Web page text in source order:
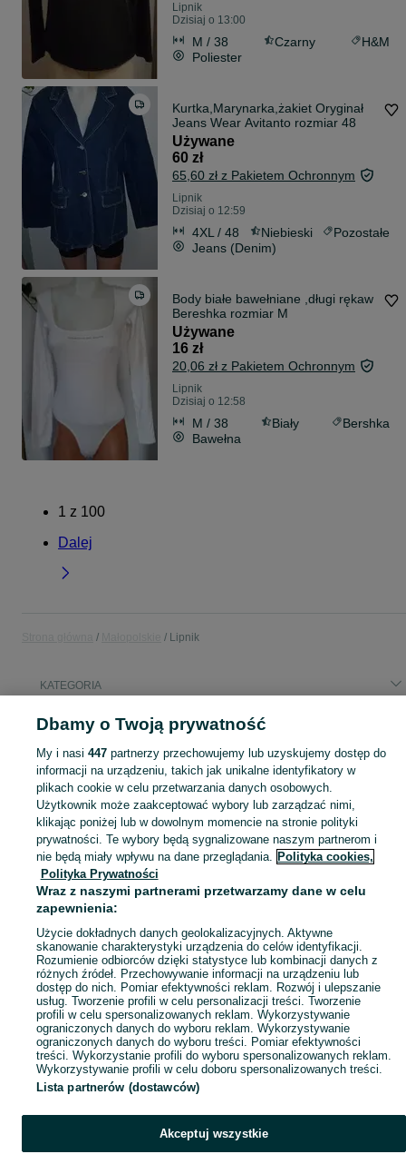
Lipnik
Dzisiaj o 13:00
M / 38 Czarny
H&M
Poliester
Kurtka,Marynarka,żakiet Oryginał
Jeans Wear Avitanto rozmiar 48
Używane
60 zł
65,60 zł z Pakietem Ochronnym
Lipnik
Dzisiaj o 12:59
4XL / 48 Niebieski
Pozostałe
Jeans (Denim)
Body białe bawełniane ,długi rękaw
Bereshka rozmiar M
Używane
16 zł
20,06 zł z Pakietem Ochronnym
Lipnik
Dzisiaj o 12:58
M / 38 Biały
Bershka
Bawełna
1 z 100
Dalej
Lipnik
KATEGORIA
Popularne wyszukiwania
auto dzialka
Skorzystaj z największego serwisu ogłoszeniowego - Lipnik i okolice! Kupuj to, czego pragniesz i sprzedawaj to, czego już nie potrzebujesz! Zobacz
Mapa kategorii
Mapa miejscowości
Mapa ministron
Popularne wyszukiwania
Dbamy o Twoją prywatność
My i nasi 447partnerzy przechowujemy lub uzyskujemy dostęp do
informacji na urządzeniu, takich jak unikalne identyfikatory w
plikach cookie w celu przetwarzania danych osobowych.
Użytkownik może zaakceptować wybory lub zarządzać nimi,
klikając poniżej lub w dowolnym momencie na stronie polityki
prywatności. Te wybory będą sygnalizowane naszym partnerom i
nie będą miały wpływu na dane przeglądania. Polityka cookies,
Polityka Prywatności
Wraz z naszymi partnerami przetwarzamy dane w celu
zapewnienia:
Użycie dokładnych danych geolokalizacyjnych. Aktywne
skanowanie charakterystyki urządzenia do celów identyfikacji.
Rozumienie odbiorców dzięki statystyce lub kombinacji danych z
różnych źródeł. Przechowywanie informacji na urządzeniu lub
dostęp do nich. Pomiar efektywności reklam. Rozwój i ulepszanie
usług. Tworzenie profili w celu personalizacji treści. Tworzenie
profili w celu spersonalizowanych reklam. Wykorzystywanie
ograniczonych danych do wyboru reklam. Wykorzystywanie
ograniczonych danych do wyboru treści. Pomiar efektywności
treści. Wykorzystanie profili do wyboru spersonalizowanych reklam.
Wykorzystywanie profili w celu doboru spersonalizowanych treści.
Lista partnerów (dostawców)
Akceptuj wszystkie